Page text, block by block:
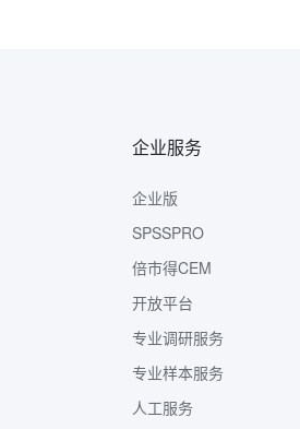
企业服务
企业版
SPSSPRO
倍市得CEM
开放平台
专业调研服务
专业样本服务
人工服务